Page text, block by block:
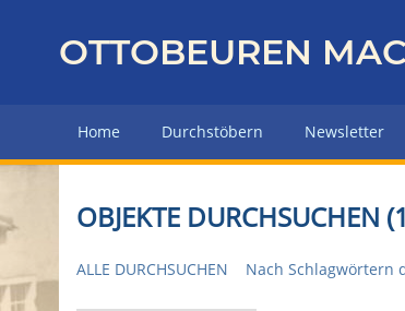
z
r
H
u
OTTOBEUREN
Home Durchstöbern Newsletter
OBJEKTE DURCHSUCHEN
ALLE DURCHSUCHEN Nach Schlagwörtern